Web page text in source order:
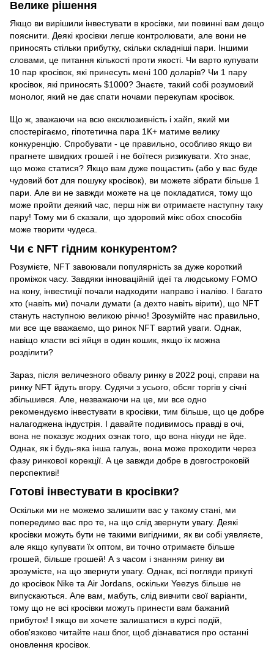
Велике рішення
Якщо ви вирішили інвестувати в кросівки, ми повинні вам дещо
пояснити. Деякі кросівки легше контролювати, але вони не
приносять стільки прибутку, скільки складніші пари. Іншими
словами, це питання кількості проти якості. Чи варто купувати
10 пар кросівок, які принесуть мені 100 доларів? Чи 1 пару
кросівок, які приносять $1000? Знаєте, такий собі розумовий
монолог, який не дає спати ночами перекупам кросівок.
Що ж, зважаючи на всю ексклюзивність і хайп, який ми
спостерігаємо, гіпотетична пара 1K+ матиме велику
конкуренцію. Спробувати - це правильно, особливо якщо ви
прагнете швидких грошей і не боїтеся ризикувати. Хто знає,
що може статися? Якщо вам дуже пощастить (або у вас буде
чудовий бот для пошуку кросівок), ви можете зібрати більше 1
пари. Але ви не завжди можете на це покладатися, тому що
може пройти деякий час, перш ніж ви отримаєте наступну таку
пару! Тому ми б сказали, що здоровий мікс обох способів
може творити чудеса.
Чи є NFT гідним конкурентом?
Розумієте, NFT завоювали популярність за дуже короткий
проміжок часу. Завдяки інноваційній ідеї та людському FOMO
на кону, інвестиції почали надходити направо і наліво. І багато
хто (навіть ми) почали думати (а дехто навіть вірити), що NFT
стануть наступною великою річчю! Зрозумійте нас правильно,
ми все ще вважаємо, що ринок NFT вартий уваги. Однак,
навіщо класти всі яйця в один кошик, якщо їх можна
розділити?
Зараз, після величезного обвалу ринку в 2022 році, справи на
ринку NFT йдуть вгору. Судячи з усього, обсяг торгів у січні
збільшився. Але, незважаючи на це, ми все одно
рекомендуємо інвестувати в кросівки, тим більше, що це добре
налагоджена індустрія. І давайте подивимось правді в очі,
вона не показує жодних ознак того, що вона нікуди не йде.
Однак, як і будь-яка інша галузь, вона може проходити через
фазу ринкової корекції. А це завжди добре в довгостроковій
перспективі!
Готові інвестувати в кросівки?
Оскільки ми не можемо залишити вас у такому стані, ми
попередимо вас про те, на що слід звернути увагу. Деякі
кросівки можуть бути не такими вигідними, як ви собі уявляєте,
але якщо купувати їх оптом, ви точно отримаєте більше
грошей, більше грошей! А з часом і знанням ринку ви
зрозумієте, на що звернути увагу. Однак, всі погляди прикуті
до кросівок Nike та Air Jordans, оскільки Yeezys більше не
випускаються. Але вам, мабуть, слід вивчити свої варіанти,
тому що не всі кросівки можуть принести вам бажаний
прибуток! І якщо ви хочете залишатися в курсі подій,
обов'язково читайте наш блог, щоб дізнаватися про останні
оновлення кросівок.